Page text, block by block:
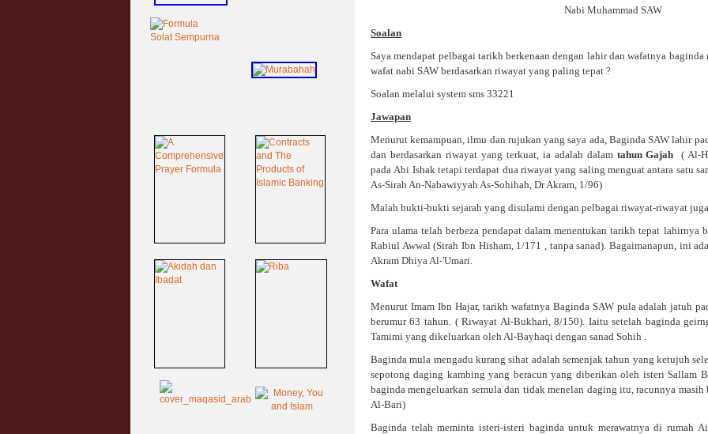
Nabi Muhammad SAW
Soalan
Saya mendapat pelbagai tarikh berkenaan dengan lahir dan wafatnya
wafat nabi SAW berdasarkan riwayat yang paling tepat ?
Soalan melalui system sms 33221
Jawapan
Menurut kemampuan, ilmu dan rujukan yang saya ada, Baginda SAW lahir
dan berdasarkan riwayat yang terkuat, ia adalah dalam tahun Gajah( Al-
pada Abi Ishak tetapi terdapat dua riwayat yang saling menguat antara satu
As-Sirah An-Nabawiyyah As-Sohihah, Dr Akram, 1/96)
Malah bukti-bukti sejarah yang disulami dengan pelbagai riwayat-riwayat
Para ulama telah berbeza pendapat dalam menentukan tarikh tepat lahirnya
Rabiul Awwal (Sirah Ibn Hisham, 1/171 , tanpa sanad). Bagaimanapun, ini
Akram Dhiya Al-'Umari.
Wafat
Menurut Imam Ibn Hajar, tarikh wafatnya Baginda SAW pula adalah jatuh
berumur 63 tahun. ( Riwayat Al-Bukhari, 8/150). Iaitu setelah baginda
Tamimi yang dikeluarkan oleh Al-Bayhaqi dengan sanad Sohih .
Baginda mula mengadu kurang sihat adalah semenjak tahun yang ketujuh
sepotong daging kambing yang beracun yang diberikan oleh isteri Sallam
baginda mengeluarkan semula dan tidak menelan daging itu, racunnya
Al-Bari)
Baginda telah meminta isteri-isteri baginda untuk merawatnya di rumah